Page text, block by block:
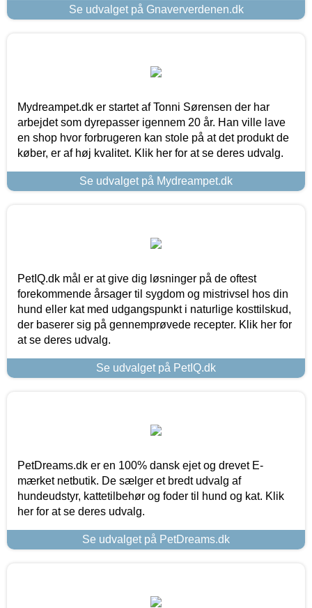
Se udvalget på Gnaververdenen.dk
Mydreampet.dk er startet af Tonni Sørensen der har
arbejdet som dyrepasser igennem 20 år. Han ville lave
en shop hvor forbrugeren kan stole på at det produkt de
køber, er af høj kvalitet. Klik her for at se deres udvalg.
Se udvalget på Mydreampet.dk
PetIQ.dk mål er at give dig løsninger på de oftest
forekommende årsager til sygdom og mistrivsel hos din
hund eller kat med udgangspunkt i naturlige kosttilskud,
der baserer sig på gennemprøvede recepter. Klik her for
at se deres udvalg.
Se udvalget på PetIQ.dk
PetDreams.dk er en 100% dansk ejet og drevet E-
mærket netbutik. De sælger et bredt udvalg af
hundeudstyr, kattetilbehør og foder til hund og kat. Klik
her for at se deres udvalg.
Se udvalget på PetDreams.dk